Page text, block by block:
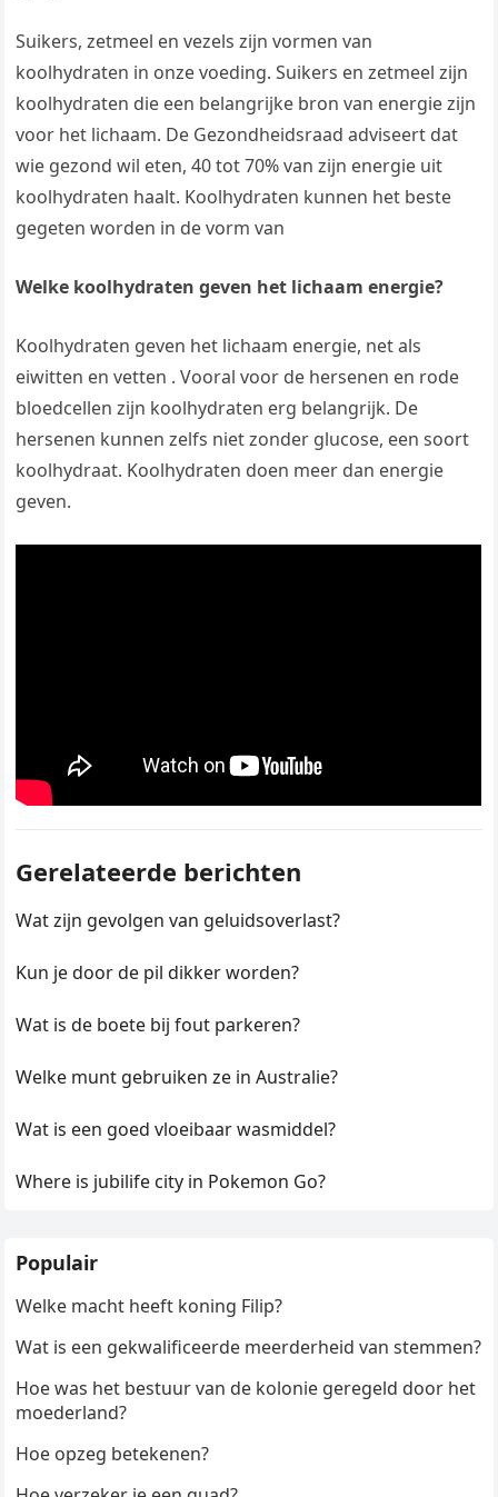
Suikers, zetmeel en vezels zijn vormen van
koolhydraten in onze voeding. Suikers en zetmeel zijn
koolhydraten die een belangrijke bron van energie zijn
voor het lichaam. De Gezondheidsraad adviseert dat
wie gezond wil eten, 40 tot 70% van zijn energie uit
koolhydraten haalt. Koolhydraten kunnen het beste
gegeten worden in de vorm van
Welke koolhydraten geven het lichaam energie?
Koolhydraten geven het lichaam energie, net als
eiwitten en vetten . Vooral voor de hersenen en rode
bloedcellen zijn koolhydraten erg belangrijk. De
hersenen kunnen zelfs niet zonder glucose, een soort
koolhydraat. Koolhydraten doen meer dan energie
geven.
Gerelateerde berichten
Wat zijn gevolgen van geluidsoverlast?
Kun je door de pil dikker worden?
Wat is de boete bij fout parkeren?
Welke munt gebruiken ze in Australie?
Wat is een goed vloeibaar wasmiddel?
Where is jubilife city in Pokemon Go?
Populair
Welke macht heeft koning Filip?
Wat is een gekwalificeerde meerderheid van stemmen?
Hoe was het bestuur van de kolonie geregeld door het
moederland?
Hoe opzeg betekenen?